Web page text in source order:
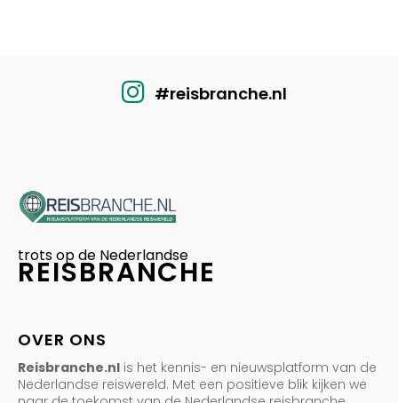
#reisbranche.nl
trots op de Nederlandse
REISBRANCHE
OVER ONS
Reisbranche.nl is het kennis- en nieuwsplatform van de
Nederlandse reiswereld. Met een positieve blik kijken we